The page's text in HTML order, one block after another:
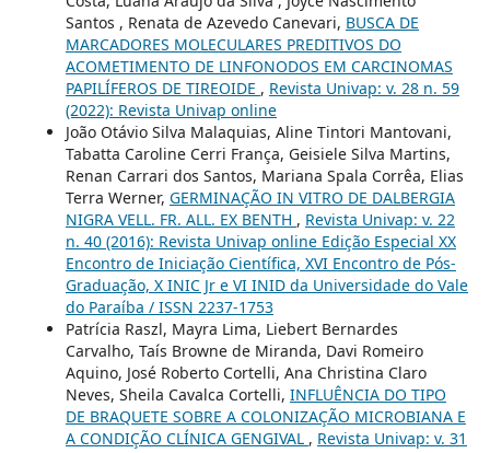
Santos , Renata de Azevedo Canevari, BUSCA DE
MARCADORES MOLECULARES PREDITIVOS DO
ACOMETIMENTO DE LINFONODOS EM CARCINOMAS
PAPILÍFEROS DE TIREOIDE , Revista Univap: v. 28 n. 59
(2022): Revista Univap online
João Otávio Silva Malaquias, Aline Tintori Mantovani,
Tabatta Caroline Cerri França, Geisiele Silva Martins,
Renan Carrari dos Santos, Mariana Spala Corrêa, Elias
Terra Werner, GERMINAÇÃO IN VITRO DE DALBERGIA
NIGRA VELL. FR. ALL. EX BENTH , Revista Univap: v. 22
n. 40 (2016): Revista Univap online Edição Especial XX
Encontro de Iniciação Científica, XVI Encontro de Pós-
Graduação, X INIC Jr e VI INID da Universidade do Vale
do Paraíba / ISSN 2237-1753
Patrícia Raszl, Mayra Lima, Liebert Bernardes
Carvalho, Taís Browne de Miranda, Davi Romeiro
Aquino, José Roberto Cortelli, Ana Christina Claro
Neves, Sheila Cavalca Cortelli, INFLUÊNCIA DO TIPO
DE BRAQUETE SOBRE A COLONIZAÇÃO MICROBIANA E
A CONDIÇÃO CLÍNICA GENGIVAL , Revista Univap: v. 31